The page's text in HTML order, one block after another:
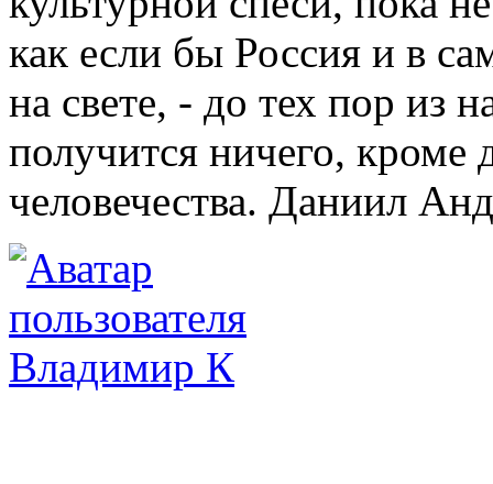
как если бы Россия и в
на свете, - до тех пор из
получится ничего, кроме
человечества. Даниил
Владимир К